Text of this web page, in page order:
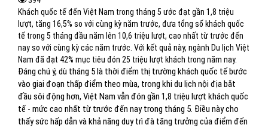
Khách quốc tế đến Việt Nam trong tháng 5 ước đạt gần 1,8 triệu
lượt, tăng 16,5% so với cùng kỳ năm trước, đưa tổng số khách quốc
tế trong 5 tháng đầu năm lên 10,6 triệu lượt, cao nhất từ trước đến
nay so với cùng kỳ các năm trước. Với kết quả này, ngành Du lịch Việt
Nam đã đạt 42% mục tiêu đón 25 triệu lượt khách trong năm nay.
Đáng chú ý, dù tháng 5 là thời điểm thị trường khách quốc tế bước
vào giai đoạn thấp điểm theo mùa, trong khi du lịch nội địa bắt
đầu sôi động hơn, Việt Nam vẫn đón gần 1,8 triệu lượt khách quốc
tế - mức cao nhất từ trước đến nay trong tháng 5. Điều này cho
thấy sức hấp dẫn và khả năng duy trì đà tăng trưởng của điểm đến